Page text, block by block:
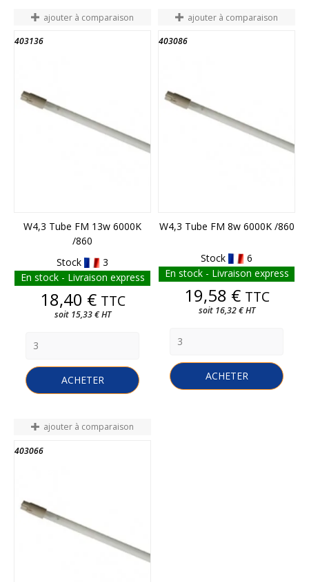
ajouter à comparaison
403136
W4,3 Tube FM 13w 6000K
/860
Stock
3
En stock - Livraison express
Prix
18,40 € TTC
soit 15,33 € HT
ACHETER
ajouter à comparaison
403086
W4,3 Tube FM 8w 6000K /860
Stock
6
En stock - Livraison express
Prix
19,58 € TTC
soit 16,32 € HT
ACHETER
ajouter à comparaison
403066